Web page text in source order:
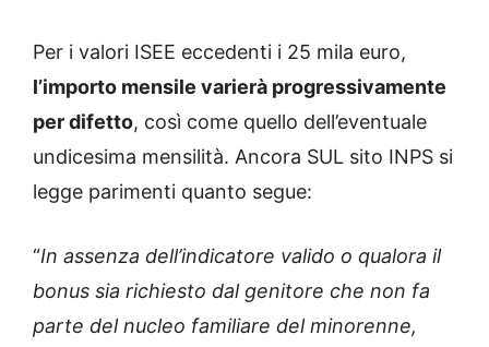
Per i valori ISEE eccedenti i 25 mila euro,
l’importo mensile varierà progressivamente
per difetto, così come quello dell’eventuale
undicesima mensilità. Ancora SUL sito INPS si
legge parimenti quanto segue:
“In assenza dell’indicatore valido o qualora il
bonus sia richiesto dal genitore che non fa
parte del nucleo familiare del minorenne,